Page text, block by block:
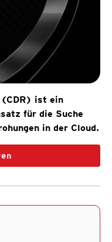
(CDR) ist ein
für die Suche
in der Cloud.